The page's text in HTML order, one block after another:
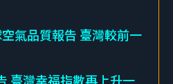
氣品質報告 臺灣較前一
臺灣幸福指數再上升一